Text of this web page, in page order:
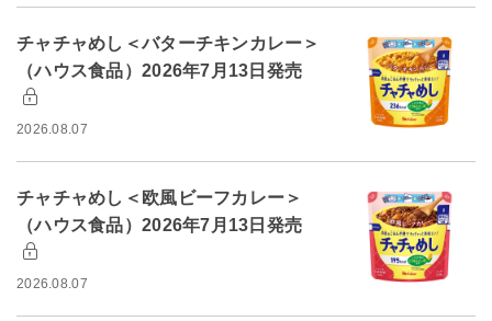
チャチャめし＜バターチキンカレー＞
（ハウス食品）2026年7月13日発売
2026.08.07
チャチャめし＜欧風ビーフカレー＞
（ハウス食品）2026年7月13日発売
2026.08.07